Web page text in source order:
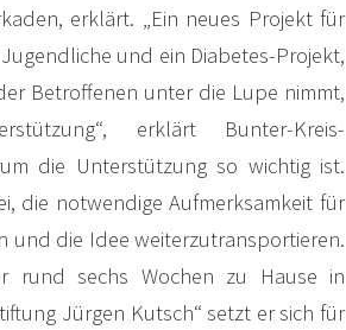
erklärt. „Ein neues Projekt für
und ein Diabetes-Projekt,
Betroffenen unter die Lupe nimmt,
erklärt Bunter-Kreis-
die Unterstützung so wichtig ist.
die notwendige Aufmerksamkeit für
und die Idee weiterzutransportieren.
rund sechs Wochen zu Hause in
Jürgen Kutsch“ setzt er sich für